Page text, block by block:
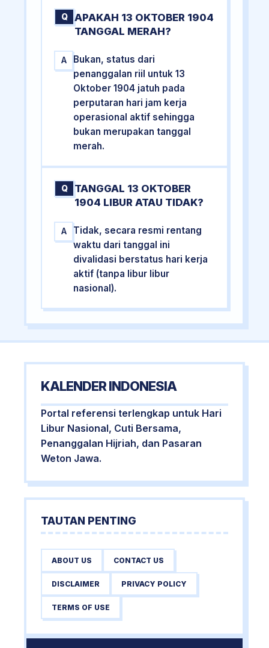
Q
APAKAH 13 OKTOBER 1904
TANGGAL MERAH?
A
Bukan, status dari
penanggalan riil untuk 13
Oktober 1904 jatuh pada
perputaran hari jam kerja
operasional aktif sehingga
bukan merupakan tanggal
merah.
Q
TANGGAL 13 OKTOBER
1904 LIBUR ATAU TIDAK?
A
Tidak, secara resmi rentang
waktu dari tanggal ini
divalidasi berstatus hari kerja
aktif (tanpa libur libur
nasional).
KALENDER INDONESIA
Portal referensi terlengkap untuk Hari
Libur Nasional, Cuti Bersama,
Penanggalan Hijriah, dan Pasaran
Weton Jawa.
TAUTAN PENTING
ABOUT US CONTACT US
DISCLAIMER PRIVACY POLICY
TERMS OF USE